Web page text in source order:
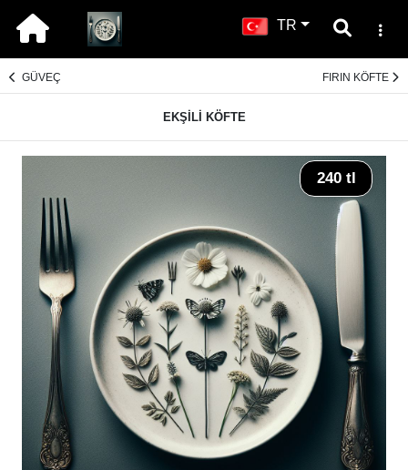
TR
GÜVEÇ FIRIN KÖFTE
EKŞİLİ KÖFTE
240 tl